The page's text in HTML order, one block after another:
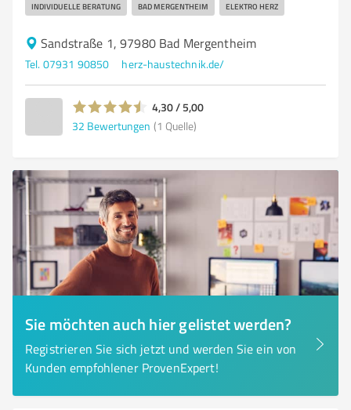
INDIVIDUELLE BERATUNG BAD MERGENTHEIM ELEKTRO HERZ
Sandstraße 1, 97980 Bad Mergentheim
Tel. 07931 90850 herz-haustechnik.de/
4,30 / 5,00
32 Bewertungen (1 Quelle)
Sie möchten auch hier gelistet werden?
Registrieren Sie sich jetzt und werden Sie ein von
Kunden empfohlener ProvenExpert!